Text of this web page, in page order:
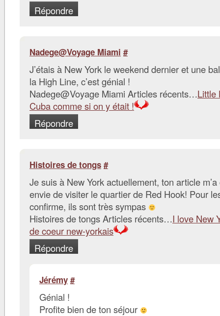
Répondre
Nadege@Voyage Miami #
J’étais à New York le weekend dernier et une
la High Line, c’est génial !
Nadege@Voyage Miami Articles récents…Little
Cuba comme si on y était !
Répondre
Histoires de tongs #
Je suis à New York actuellement, ton article
envie de visiter le quartier de Red Hook! Pour
confirme, ils sont très sympas
Histoires de tongs Articles récents…I love New
de coeur new-yorkais
Répondre
Jérémy #
Génial !
Profite bien de ton séjour